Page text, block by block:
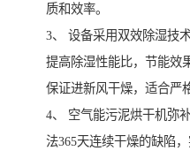
质和效率。
3、 设备采用双效除湿技
提高除湿性能比，节能效
保证进新风干燥，适合严
4、 空气能污泥烘干机弥
法365天连续干燥的缺陷